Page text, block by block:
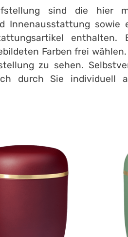
sind die hier
Innenausstattung sowie
enthalten.
Farben frei
zu sehen.
durch Sie individuell